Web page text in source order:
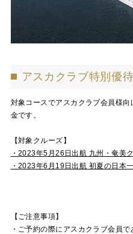
アスカクラブ特別優
対象コースでアスカクラブ会員様
金です。
【対象クルーズ】
・2023年5月26日出航 九州・奄美
・2023年6月19日出航 初夏の日本
【ご注意事項】
・ご予約の際にアスカクラブ会員